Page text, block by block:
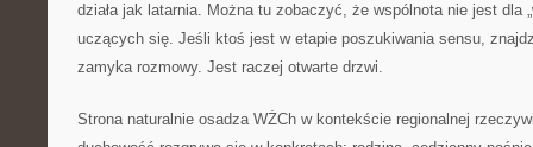
działa jak latarnia. Można tu zobaczyć, że wspólnota nie jest dla
uczących się. Jeśli ktoś jest w etapie poszukiwania sensu,
zamyka rozmowy. Jest raczej otwarte drzwi.
Strona naturalnie osadza WŻCh w kontekście regionalnej